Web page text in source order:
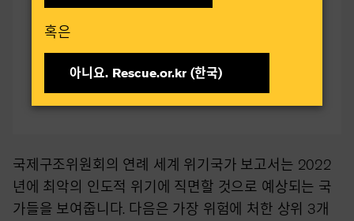
국제구조위원회의 연례 세계 위기국가 보고서는 2022
년에 최악의 인도적 위기에 직면할 것으로 예상되는 국
가들을 보여줍니다. 다음은 가장 위험에 처한 상위 3개
혹은​
아니요. Rescue.or.kr (한국)​